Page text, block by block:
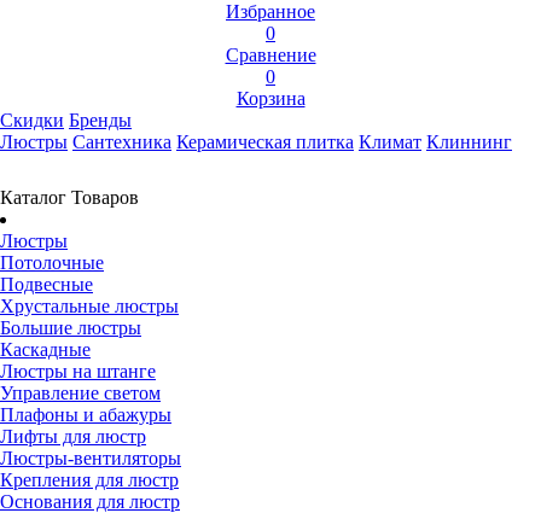
Избранное
0
Сравнение
0
Корзина
Скидки Бренды
Люстры Сантехника Керамическая плитка Климат Клиннинг
Каталог Товаров
Люстры
Потолочные
Подвесные
Хрустальные люстры
Большие люстры
Каскадные
Люстры на штанге
Управление светом
Плафоны и абажуры
Лифты для люстр
Люстры-вентиляторы
Крепления для люстр
Основания для люстр